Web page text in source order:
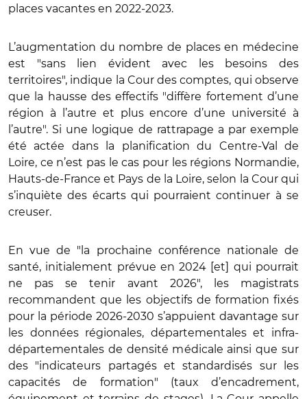
places vacantes en 2022-2023.
L’augmentation du nombre de places en médecine
est "sans lien évident avec les besoins des
territoires", indique la Cour des comptes, qui observe
que la hausse des effectifs "diffère fortement d’une
région à l’autre et plus encore d’une université à
l’autre". Si une logique de rattrapage a par exemple
été actée dans la planification du Centre-Val de
Loire, ce n’est pas le cas pour les régions Normandie,
Hauts-de-France et Pays de la Loire, selon la Cour qui
s’inquiète des écarts qui pourraient continuer à se
creuser.
En vue de "la prochaine conférence nationale de
santé, initialement prévue en 2024 [et] qui pourrait
ne pas se tenir avant 2026", les magistrats
recommandent que les objectifs de formation fixés
pour la période 2026-2030 s’appuient davantage sur
les données régionales, départementales et infra-
départementales de densité médicale ainsi que sur
des "indicateurs partagés et standardisés sur les
capacités de formation" (taux d’encadrement,